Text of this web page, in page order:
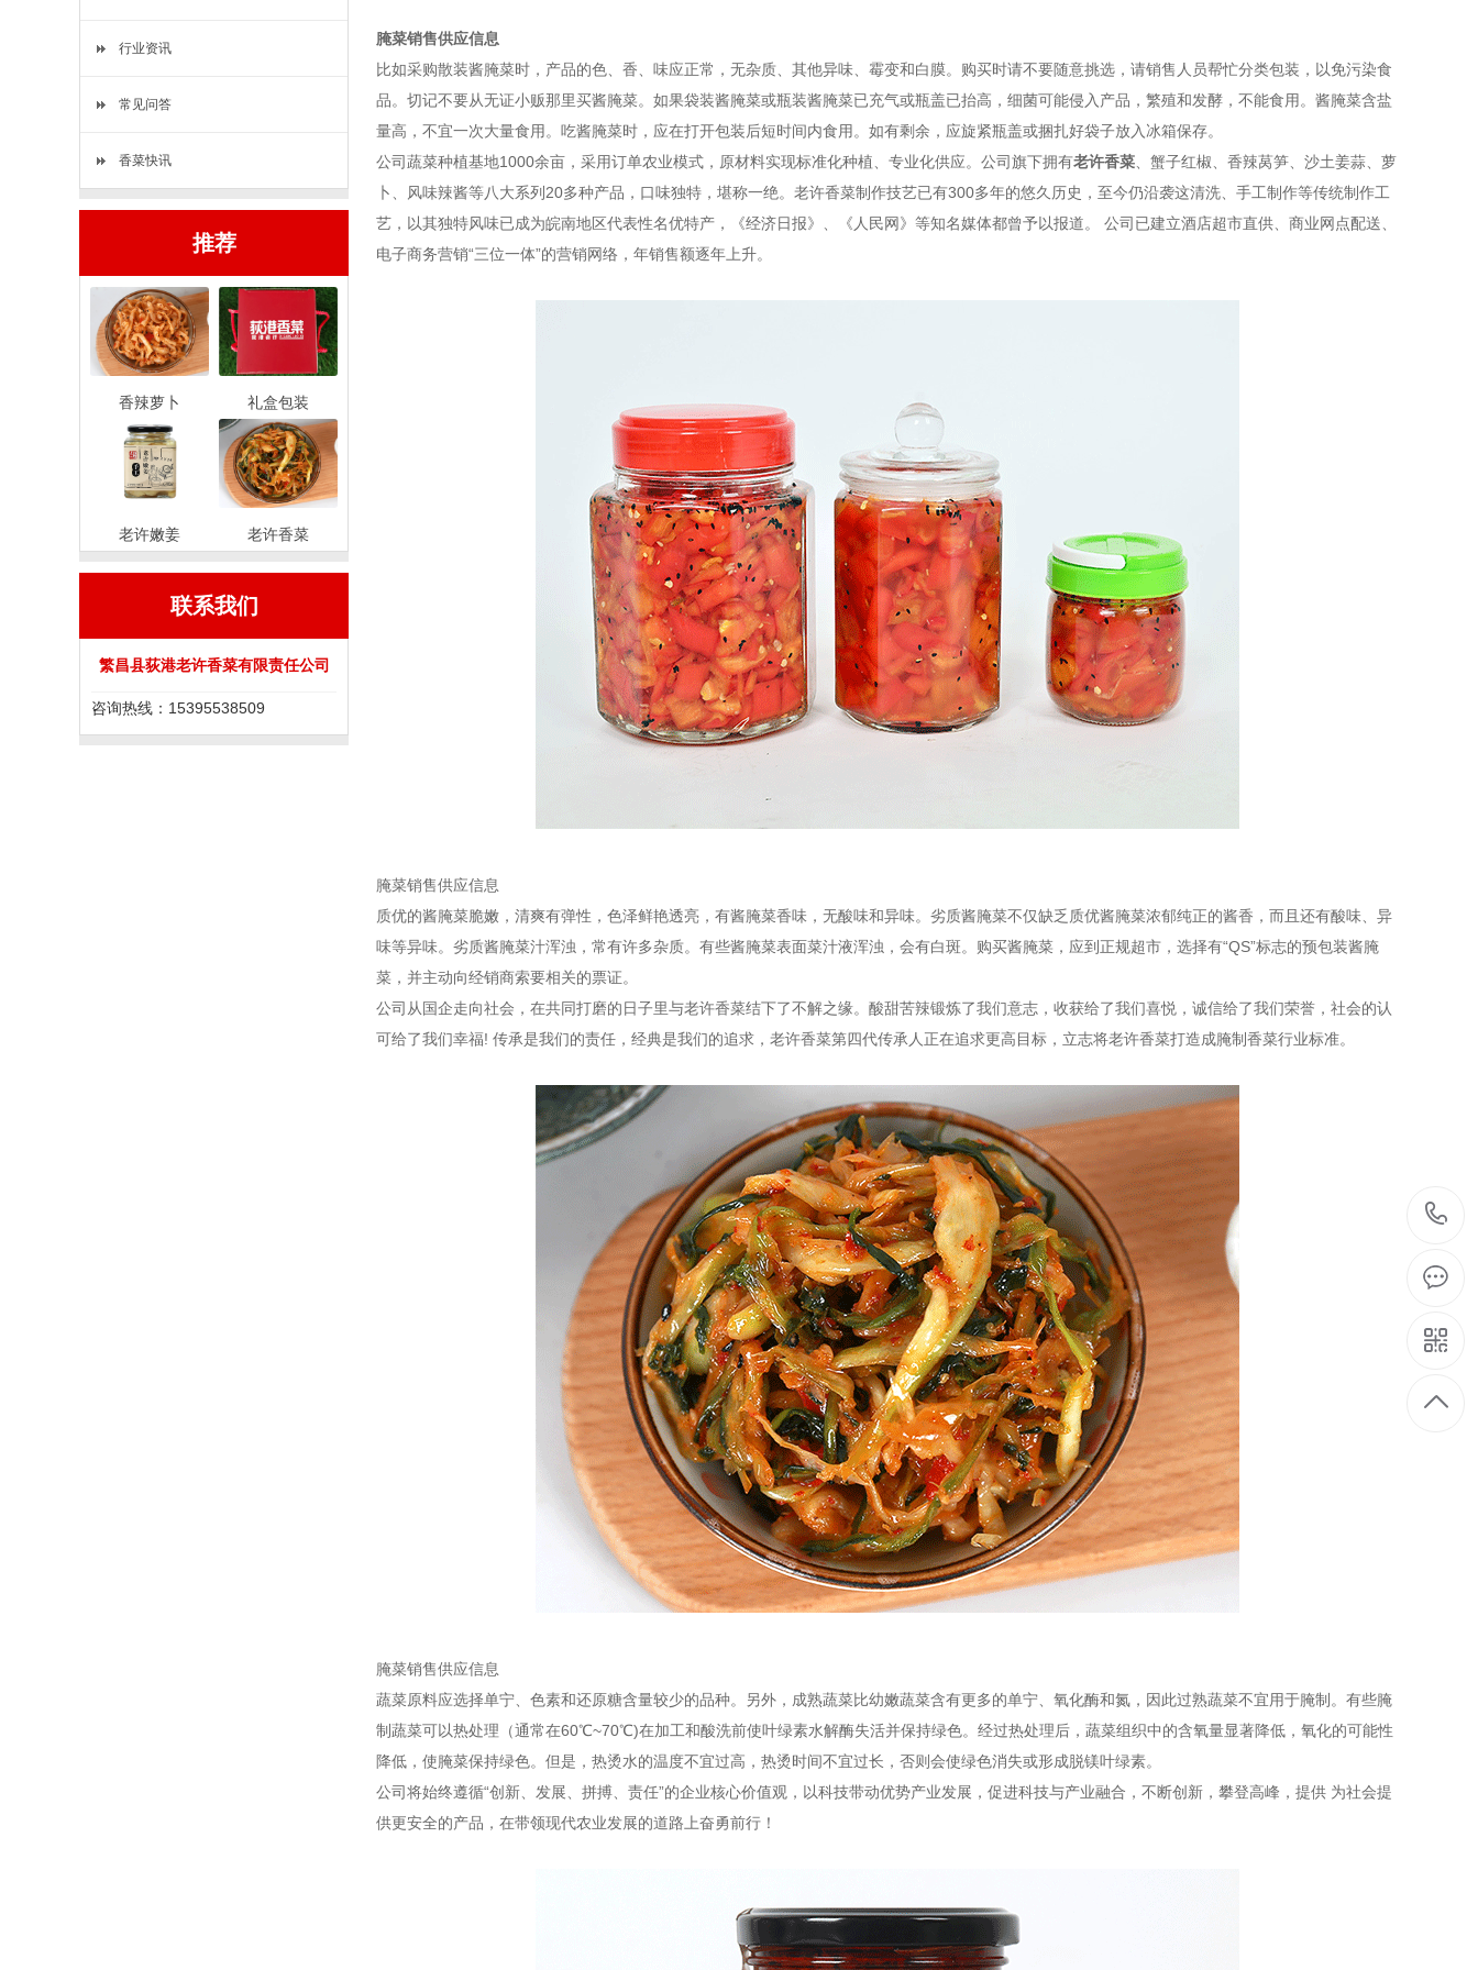
行业资讯
常见问答
香菜快讯
推荐
香辣萝卜 礼盒包装
老许嫩姜 老许香菜
联系我们
繁昌县荻港老许香菜有限责任公司
咨询热线：15395538509
腌菜销售供应信息
比如采购散装酱腌菜时，产品的色、香、味应正常，无杂质、其他异味、霉变和白膜。购买时请不要随意挑选，请销售人员帮忙分类包装，以免污染食
品。切记不要从无证小贩那里买酱腌菜。如果袋装酱腌菜或瓶装酱腌菜已充气或瓶盖已抬高，细菌可能侵入产品，繁殖和发酵，不能食用。酱腌菜含盐
量高，不宜一次大量食用。吃酱腌菜时，应在打开包装后短时间内食用。如有剩余，应旋紧瓶盖或捆扎好袋子放入冰箱保存。
公司蔬菜种植基地1000余亩，采用订单农业模式，原材料实现标准化种植、专业化供应。公司旗下拥有老许香菜 、蟹子红椒、香辣莴笋、沙土姜蒜、萝
卜、风味辣酱等八大系列20多种产品，口味独特，堪称一绝。老许香菜制作技艺已有300多年的悠久历史，至今仍沿袭这清洗、手工制作等传统制作工
艺，以其独特风味已成为皖南地区代表性名优特产，《经济日报》、《人民网》等知名媒体都曾予以报道。 公司已建立酒店超市直供、商业网点配送、
电子商务营销“三位一体”的营销网络，年销售额逐年上升。
腌菜销售供应信息
质优的酱腌菜脆嫩，清爽有弹性，色泽鲜艳透亮，有酱腌菜香味，无酸味和异味。劣质酱腌菜不仅缺乏质优酱腌菜浓郁纯正的酱香，而且还有酸味、异
味等异味。劣质酱腌菜汁浑浊，常有许多杂质。有些酱腌菜表面菜汁液浑浊，会有白斑。购买酱腌菜，应到正规超市，选择有“QS”标志的预包装酱腌
菜，并主动向经销商索要相关的票证。
公司从国企走向社会，在共同打磨的日子里与老许香菜结下了不解之缘。酸甜苦辣锻炼了我们意志，收获给了我们喜悦，诚信给了我们荣誉，社会的认
可给了我们幸福! 传承是我们的责任，经典是我们的追求，老许香菜第四代传承人正在追求更高目标，立志将老许香菜打造成腌制香菜行业标准。
腌菜销售供应信息
蔬菜原料应选择单宁、色素和还原糖含量较少的品种。另外，成熟蔬菜比幼嫩蔬菜含有更多的单宁、氧化酶和氮，因此过熟蔬菜不宜用于腌制。有些腌
制蔬菜可以热处理（通常在60℃~70℃)在加工和酸洗前使叶绿素水解酶失活并保持绿色。经过热处理后，蔬菜组织中的含氧量显著降低，氧化的可能性
降低，使腌菜保持绿色。但是，热烫水的温度不宜过高，热烫时间不宜过长，否则会使绿色消失或形成脱镁叶绿素。
公司将始终遵循“创新、发展、拼搏、责任”的企业核心价值观，以科技带动优势产业发展，促进科技与产业融合，不断创新，攀登高峰，提供 为社会提
供更安全的产品，在带领现代农业发展的道路上奋勇前行！